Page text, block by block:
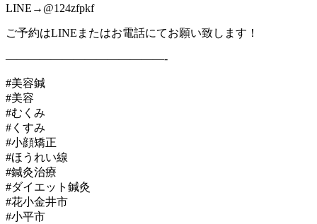
LINE→@124zfpkf
ご予約はLINEまたはお電話にてお願い致します！
——————————————-
#美容鍼
#美容
#むくみ
#くすみ
#小顔矯正
#ほうれい線
#鍼灸治療
#ダイエット鍼灸
#花小金井市
#小平市